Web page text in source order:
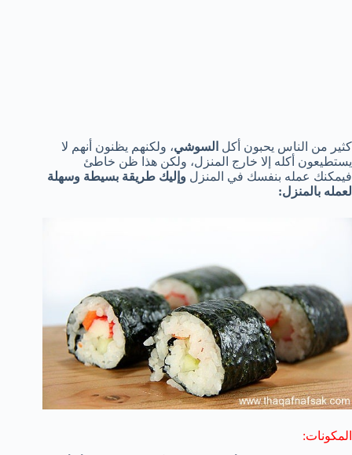
كثير من الناس يحبون أكل السوشي، ولكنهم يظنون أنهم لا
يستطيعون أكله إلا خارج المنزل، ولكن هذا ظن خاطئ
فيمكنك عمله بنفسك في المنزل وإليك طريقة بسيطة وسهلة
لعمله بالمنزل:
المكونات: